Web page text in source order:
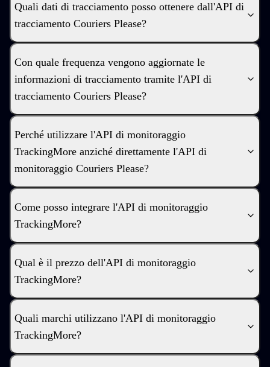
Quali dati di tracciamento posso ottenere dall'API di
tracciamento Couriers Please?
Con quale frequenza vengono aggiornate le
informazioni di tracciamento tramite l'API di
tracciamento Couriers Please?
Perché utilizzare l'API di monitoraggio
TrackingMore anziché direttamente l'API di
monitoraggio Couriers Please?
Come posso integrare l'API di monitoraggio
TrackingMore?
Qual è il prezzo dell'API di monitoraggio
TrackingMore?
Quali marchi utilizzano l'API di monitoraggio
TrackingMore?